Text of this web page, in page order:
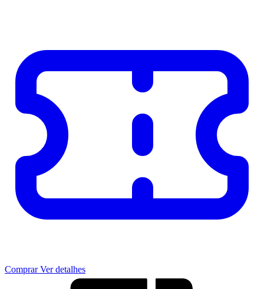
Comprar Ver detalhes